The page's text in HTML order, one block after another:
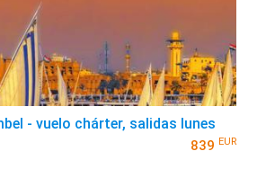
- vuelo chárter, salidas lunes
839 EUR